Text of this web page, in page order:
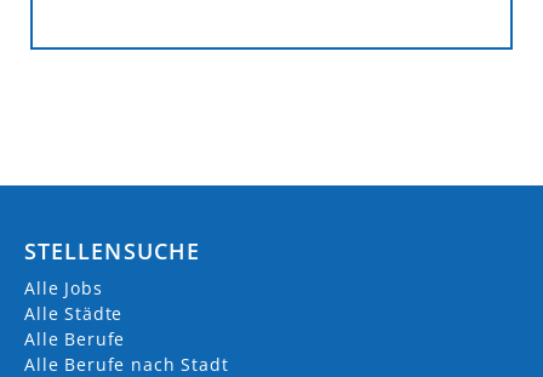
https://www.oberalp.com/de
Saturnstr.
85609 Aschheim
STELLENSUCHE
Alle Jobs
Alle Städte
Alle Berufe
Alle Berufe nach Stadt